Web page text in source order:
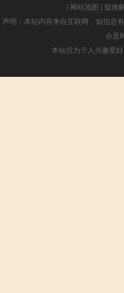
| 网站地图 | 疑难
声明：本站内容来自互联网，如信息
会及
本站仅为个人兴趣爱